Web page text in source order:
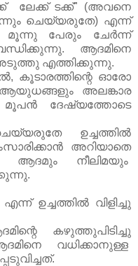
ലേക്ക് ടക്ക്" (അവനെ
ചെയ്യരുതേ) എന്ന്
മൂന്നു പേരും ചേർന്ന്
ആദമിനെ
എത്തിക്കുന്നു.
കൂടാരത്തിന്റെ ഓരോ
അലങ്കാര
മൂപൻ ദേഷ്യത്തോടെ
ഉച്ചത്തിൽ
അറിയാതെ
ആദമും നീലിമയും
ഉച്ചത്തിൽ വിളിച്ചു
കഴുത്തുപിടിച്ചു
വധിക്കാനുള്ള